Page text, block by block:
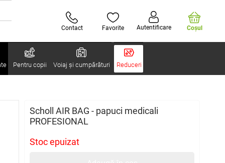
Contact Favorite Autentificare Coşul
Pentru copii Voiaj și cumpărături Reduceri
Scholl AIR BAG - papuci medicali
PROFESIONAL
Stoc epuizat